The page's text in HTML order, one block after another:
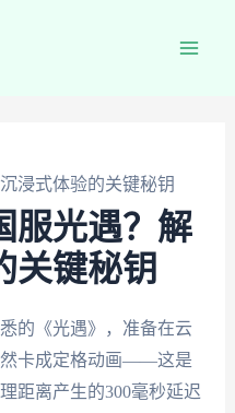
浸式体验的关键秘钥
服光遇？解
关键秘钥
的《光遇》，准备在云
然卡成定格动画——这是
距离产生的300毫秒延迟